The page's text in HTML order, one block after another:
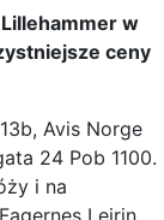
w
ceny
Avis Norge
24 Pob 1100.
i na
Leirin